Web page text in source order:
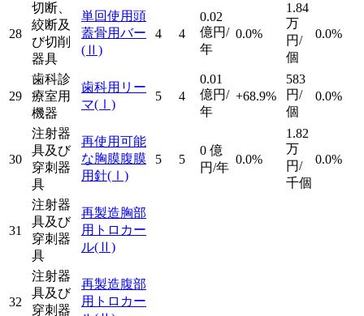
28
切断、
絞断及
び切削
器具
単回使用頭
蓋骨用バー
(Ⅱ)
4 4
0.02
億円/
年
0.0%
1.84
万
円/
個
0.0%
29
歯科診
療室用
機器
歯科用リー
マ(Ⅰ)
5 4
0.01
億円/
年
+68.9%
583
円/
個
0.0%
30
注射器
具及び
穿刺器
具
再使用可能
な胸膜腹膜
用針(Ⅰ)
5 5
0 億
円/年
0.0%
1.82
万
円/
千個
0.0%
31
注射器
具及び
穿刺器
具
再製造胸部
用トロカー
ル(Ⅱ)
32
注射器
具及び
穿刺器
再製造腹部
用トロカー